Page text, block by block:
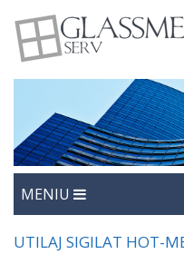
MENIU
UTILAJ SIGILAT HOT-